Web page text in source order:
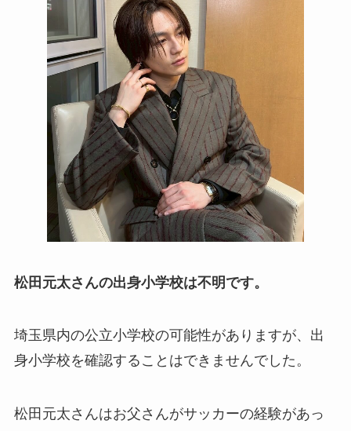
松田元太さんの出身小学校は不明です。
埼玉県内の公立小学校の可能性がありますが、出
身小学校を確認することはできませんでした。
松田元太さんはお父さんがサッカーの経験があっ